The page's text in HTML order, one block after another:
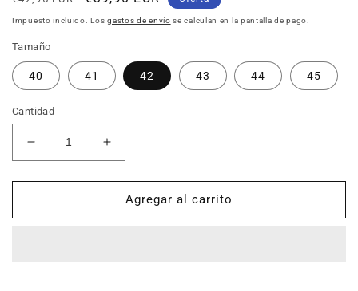
habitual
de
Impuesto incluido. Losgastos de envío se calculan en la pantalla de pago.
Tamaño
40 41 42 43 44 45
Cantidad
Reducir
cantidad
para
KLë
Aumentar
cantidad
para
SWEDEN
KLë
Agregar al carrito